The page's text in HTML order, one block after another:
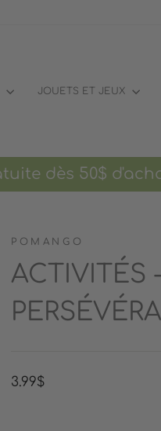
JOUETS ET JEUX
50$ d'achat
POMANGO
ACTIVITÉS
Prix
3.99$